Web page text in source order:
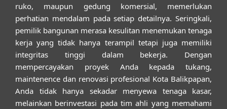
ruko, maupun gedung komersial, memerlukan
perhatian mendalam pada setiap detailnya. Seringkali,
pemilik bangunan merasa kesulitan menemukan tenaga
kerja yang tidak hanya terampil tetapi juga memiliki
integritas tinggi dalam bekerja. Dengan
mempercayakan proyek Anda kepada tukang,
maintenence dan renovasi profesional Kota Balikpapan,
Anda tidak hanya sekadar menyewa tenaga kasar,
melainkan berinvestasi pada tim ahli yang memahami